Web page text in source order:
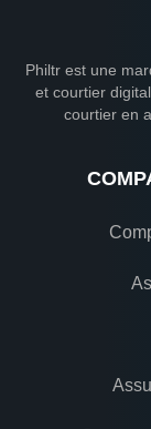
Philtr est une
et courtier
courtier en